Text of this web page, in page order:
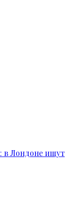
в Лондоне ищут